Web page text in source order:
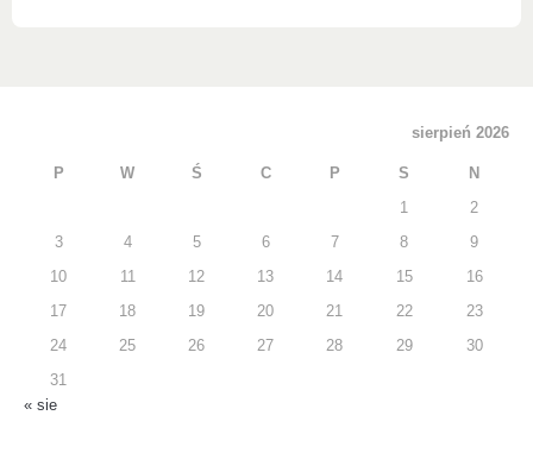
sierpień 2026
P W Ś C P S N
1 2
3 4 5 6 7 8 9
10 11 12 13 14 15 16
17 18 19 20 21 22 23
24 25 26 27 28 29 30
31
« sie